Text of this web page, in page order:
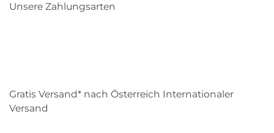
Unsere Zahlungsarten
Gratis Versand* nach Österreich Internationaler
Versand